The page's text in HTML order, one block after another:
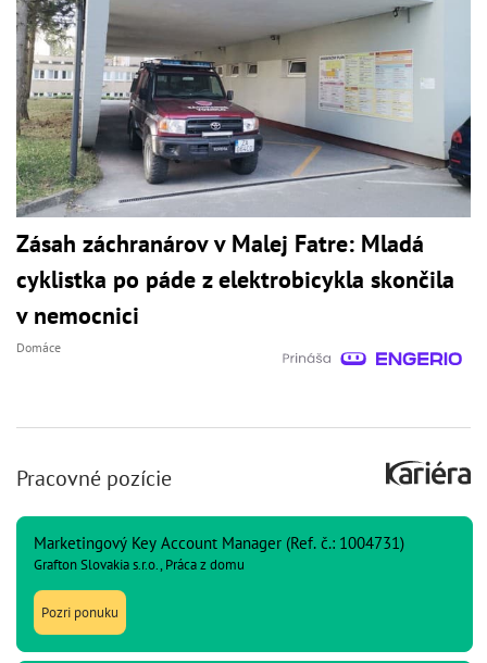
Zásah záchranárov v Malej Fatre: Mladá
cyklistka po páde z elektrobicykla skončila
v nemocnici
Domáce
Pracovné pozície
Marketingový Key Account Manager (Ref. č.: 1004731)
Grafton Slovakia s.r.o., Práca z domu
Pozri ponuku